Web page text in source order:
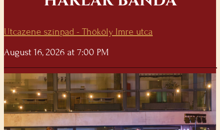
Utcazene színpad - Thököly Imre utca
August 16, 2026 at 7:00 PM